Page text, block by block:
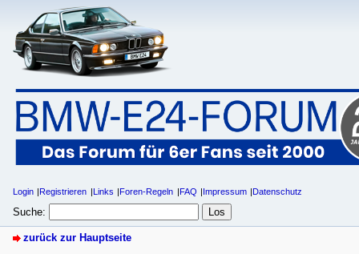
Login Registrieren Links Foren-Regeln FAQ Impressum Datenschutz
Suche:
zurück zur Hauptseite